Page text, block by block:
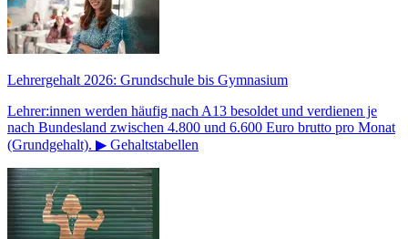
Lehrergehalt 2026: Grundschule bis Gymnasium
Lehrer:innen werden häufig nach A13 besoldet und verdienen je
nach Bundesland zwischen 4.800 und 6.600 Euro brutto pro Monat
(Grundgehalt). ▶ Gehaltstabellen